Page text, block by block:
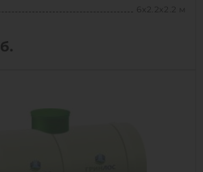
6х2.2х2.2 м